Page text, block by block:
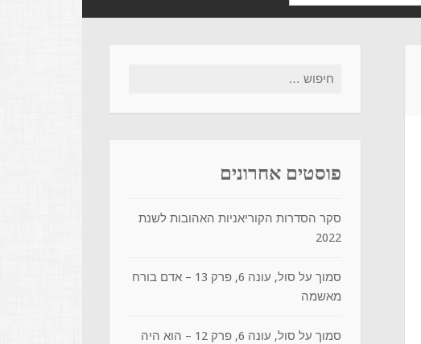
חיפוש:
פוסטים אחרונים
סקר הסדרות הקוריאניות האהובות לשנת
2022
סמוך על סול, עונה 6, פרק 13 – אדם בורח
מאשמה
סמוך על סול, עונה 6, פרק 12 – הוא היה